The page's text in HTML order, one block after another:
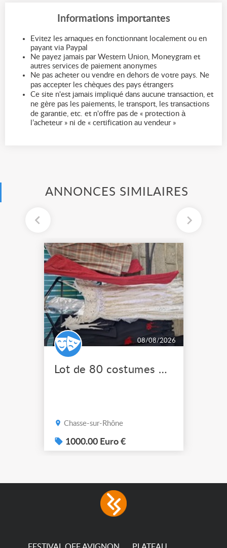
Informations importantes
Evitez les arnaques en fonctionnant localement ou en
payant via Paypal
Ne payez jamais par Western Union, Moneygram et
autres services de paiement anonymes
Ne pas acheter ou vendre en dehors de votre pays. Ne
pas accepter les chèques des pays étrangers
Ce site n'est jamais impliqué dans aucune transaction, et
ne gère pas les paiements, le transport, les transactions
de garantie, etc. et n'offre pas de « protection à
l’acheteur » ni de « certification au vendeur »
ANNONCES SIMILAIRES
08/08/2026
Lot de 80 costumes de scène pro
Chasse-sur-Rhône
1000.00 Euro €